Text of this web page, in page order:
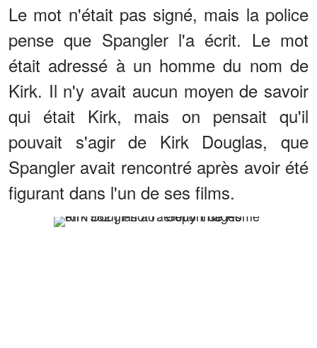
Le mot n'était pas signé, mais la police
pense que Spangler l'a écrit. Le mot
était adressé à un homme du nom de
Kirk. Il n'y avait aucun moyen de savoir
qui était Kirk, mais on pensait qu'il
pouvait s'agir de Kirk Douglas, que
Spangler avait rencontré après avoir été
figurant dans l'un de ses films.